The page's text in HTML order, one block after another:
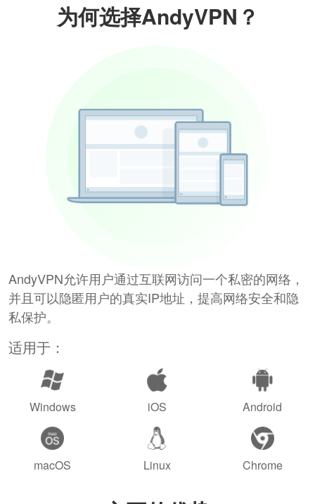
为何选择AndyVPN？
AndyVPN允许用户通过互联网访问一个私密的网络，
并且可以隐匿用户的真实IP地址，提高网络安全和隐
私保护。
适用于：
Windows iOS Android
macOS Linux Chrome